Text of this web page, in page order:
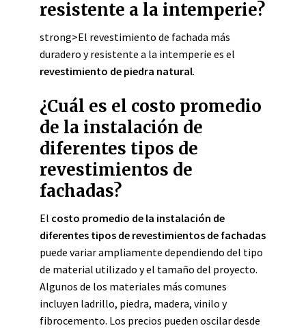
resistente a la intemperie?
strong>El revestimiento de fachada más
duradero y resistente a la intemperie es el
revestimiento de piedra natural.
¿Cuál es el costo promedio
de la instalación de
diferentes tipos de
revestimientos de
fachadas?
El costo promedio de la instalación de
diferentes tipos de revestimientos de fachadas
puede variar ampliamente dependiendo del tipo
de material utilizado y el tamaño del proyecto.
Algunos de los materiales más comunes
incluyen ladrillo, piedra, madera, vinilo y
fibrocemento. Los precios pueden oscilar desde